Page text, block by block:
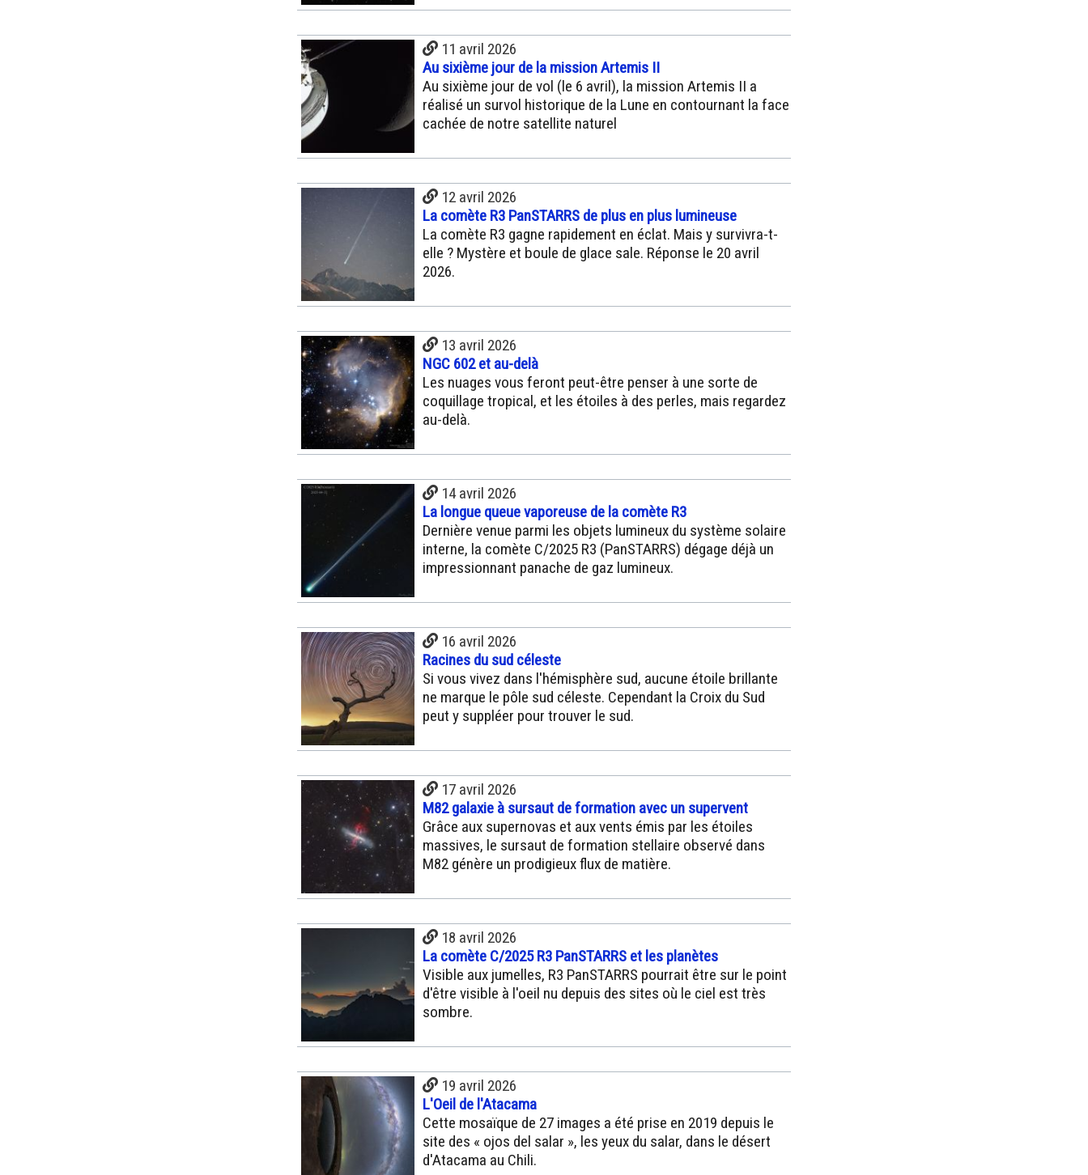
11 avril 2026
Au sixième jour de la mission Artemis II
Au sixième jour de vol (le 6 avril), la mission Artemis II a
réalisé un survol historique de la Lune en contournant la face
cachée de notre satellite naturel
12 avril 2026
La comète R3 PanSTARRS de plus en plus lumineuse
La comète R3 gagne rapidement en éclat. Mais y survivra-t-
elle ? Mystère et boule de glace sale. Réponse le 20 avril
2026.
13 avril 2026
NGC 602 et au-delà
Les nuages vous feront peut-être penser à une sorte de
coquillage tropical, et les étoiles à des perles, mais regardez
au-delà.
14 avril 2026
La longue queue vaporeuse de la comète R3
Dernière venue parmi les objets lumineux du système solaire
interne, la comète C/2025 R3 (PanSTARRS) dégage déjà un
impressionnant panache de gaz lumineux.
16 avril 2026
Racines du sud céleste
Si vous vivez dans l'hémisphère sud, aucune étoile brillante
ne marque le pôle sud céleste. Cependant la Croix du Sud
peut y suppléer pour trouver le sud.
17 avril 2026
M82 galaxie à sursaut de formation avec un supervent
Grâce aux supernovas et aux vents émis par les étoiles
massives, le sursaut de formation stellaire observé dans
M82 génère un prodigieux flux de matière.
18 avril 2026
La comète C/2025 R3 PanSTARRS et les planètes
Visible aux jumelles, R3 PanSTARRS pourrait être sur le point
d'être visible à l'oeil nu depuis des sites où le ciel est très
sombre.
19 avril 2026
L'Oeil de l'Atacama
Cette mosaïque de 27 images a été prise en 2019 depuis le
site des « ojos del salar », les yeux du salar, dans le désert
d'Atacama au Chili.